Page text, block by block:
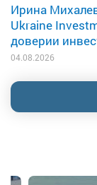
Ирина
Ukraine
доверии
04.08.2026